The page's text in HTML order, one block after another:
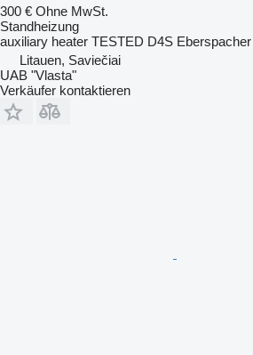
300 € Ohne MwSt.
Standheizung
auxiliary heater TESTED D4S Eberspacher
Litauen, Saviečiai
UAB "Vlasta"
Verkäufer kontaktieren